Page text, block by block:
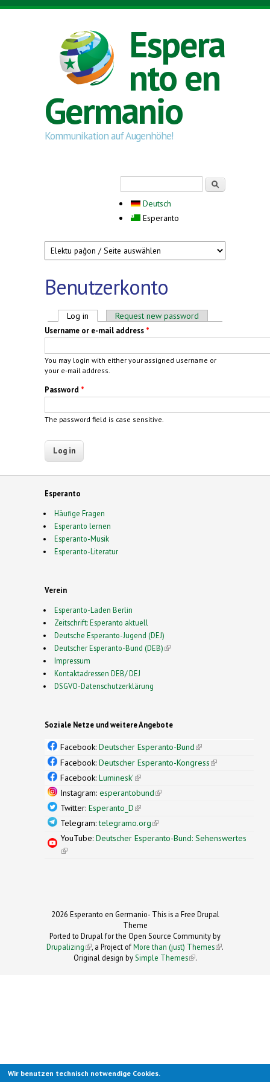
Skip to main content
Espera
nto en
Germanio
Kommunikation auf Augenhöhe!
Deutsch
Esperanto
Benutzerkonto
Primary tabs
Log in (active tab)Request new password
Username or e-mail address *
You may login with either your assigned username or
your e-mail address.
Password *
The password field is case sensitive.
Esperanto
Häufige Fragen
Esperanto lernen
Esperanto-Musik
Esperanto-Literatur
Verein
Esperanto-Laden Berlin
Zeitschrift: Esperanto aktuell
Deutsche Esperanto-Jugend (DEJ)
Deutscher Esperanto-Bund (DEB)(link is external)
Impressum
Kontaktadressen DEB/ DEJ
DSGVO-Datenschutzerklärung
Soziale Netze und weitere Angebote
Facebook: Deutscher Esperanto-Bund(link is
external)
Facebook: Deutscher Esperanto-Kongress(link is
Facebook: Luminesk'(link is external)
Instagram: esperantobund(link is external)
Twitter: Esperanto_D(link is external)
Telegram:telegramo.org(link is external)
YouTube: Deutscher Esperanto-Bund: Sehenswertes
(link is external)
2026 Esperanto en Germanio- This is a Free Drupal
Theme
Ported to Drupal for the Open Source Community by
Drupalizing(link is external)
, a Project ofMore than (just) Themes (link is
.
Original design by Simple Themes
(link is
.
Wir benutzen technisch notwendige Cookies.